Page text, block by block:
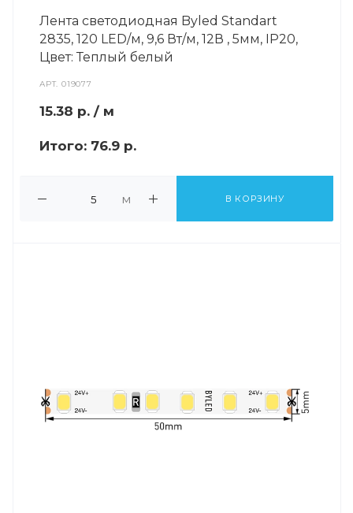
Лента светодиодная Byled Standart
2835, 120 LED/м, 9,6 Вт/м, 12В , 5мм, IP20,
Цвет: Теплый белый
АРТ.019077
15.38 р. / м
Итого: 76.9 р.
м В КОРЗИНУ